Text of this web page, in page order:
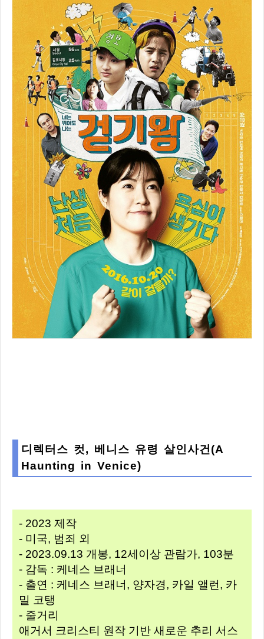
디렉터스 컷, 베니스 유령 살인사건(A
Haunting in Venice)
- 2023 제작
- 미국, 범죄 외
- 2023.09.13 개봉, 12세이상 관람가, 103분
- 감독 : 케네스 브래너
- 출연 : 케네스 브래너, 양자경, 카일 앨런, 카
밀 코탱
- 줄거리
애거서 크리스티 원작 기반 새로운 추리 서스